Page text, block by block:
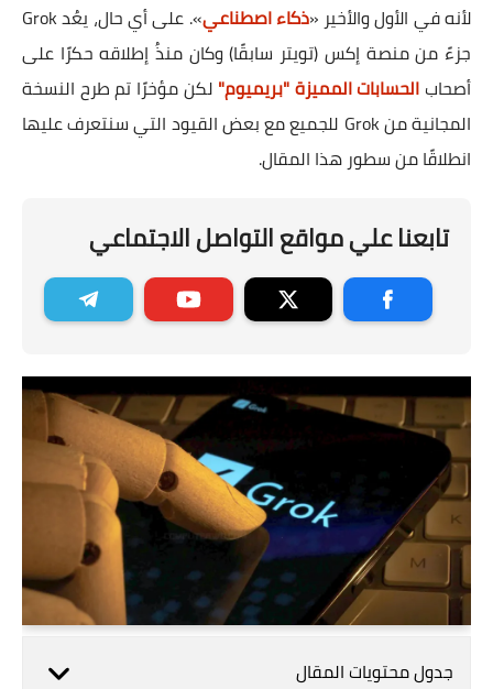
لأنه في الأول والأخير «ذكاء اصطناعي
». على أي حال، يعُد Grok
جزءً من منصة إكس (تويتر سابقًا) وكان منذُ إطلاقه حكرًا على
أصحابالحسابات المميزة "بريميوم" لكن مؤخرًا تم طرح النسخة
المجانية من Grok للجميع مع بعض القيود التي سنتعرف عليها
انطلاقًا من سطور هذا المقال.
تابعنا علي مواقع التواصل الاجتماعي
جدول محتويات المقال